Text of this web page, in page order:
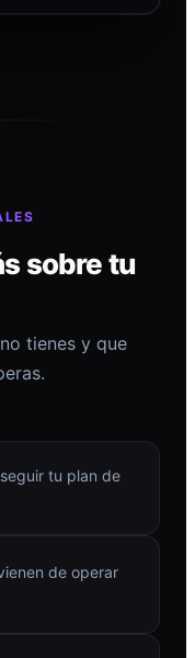
sobre tu
tienes y que
tu plan de
de operar